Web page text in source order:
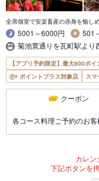
全席個室で安楽畜産の赤身を愉し
5001～6000円
501
菊池寛通りを瓦町駅より
【アプリ予約限定】最大800ポ
ポイントプラス対象店
ス
クーポン
各コース料理ご予約のお
カレン
下記ボタンを